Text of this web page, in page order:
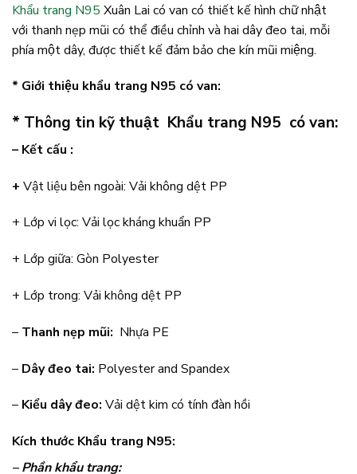
Khẩu trang N95 Xuân Lai có van có thiết kế hình chữ nhật
với thanh nẹp mũi có thể điều chỉnh và hai dây đeo tai, mỗi
phía một dây, được thiết kế đảm bảo che kín mũi miệng.
* Giới thiệu khẩu trang N95 có van:
* Thông tin kỹ thuật Khẩu trang N95 có van:
– Kết cấu :
+ Vật liệu bên ngoài: Vải không dệt PP
+ Lớp vi lọc: Vải lọc kháng khuẩn PP
+ Lớp giữa: Gòn Polyester
+ Lớp trong: Vải không dệt PP
– Thanh nẹp mũi: Nhựa PE
– Dây đeo tai: Polyester and Spandex
– Kiểu dây đeo: Vải dệt kim có tính đàn hồi
Kích thước Khẩu trang N95:
– Phần khẩu trang: